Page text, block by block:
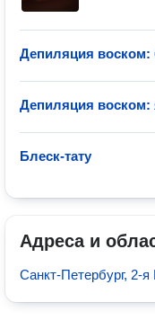
Депиляция воском:
Депиляция воском:
Блеск-тату
Адреса и
Санкт-Петербург, 2-